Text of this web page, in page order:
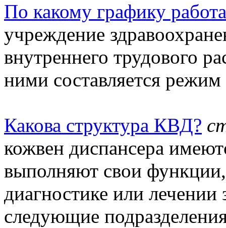
По какому графику
учреждение
внутреннего трудового
ними составляется
Какова структура КВД?
кожвен диспансера
выполняют свои
диагностике или
следующие